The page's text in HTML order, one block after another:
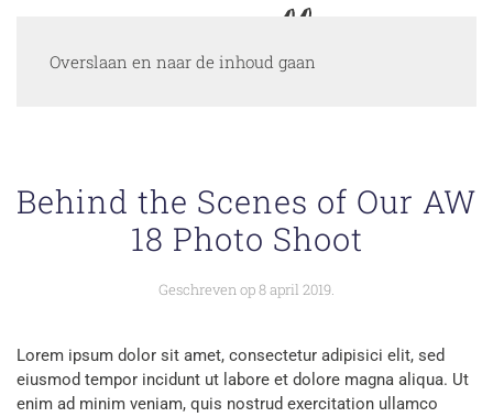
Overslaan en naar de inhoud gaan
Behind the Scenes of Our AW
18 Photo Shoot
Geschreven op8 april 2019.
Lorem ipsum dolor sit amet, consectetur adipisici elit, sed
eiusmod tempor incidunt ut labore et dolore magna aliqua. Ut
enim ad minim veniam, quis nostrud exercitation ullamco